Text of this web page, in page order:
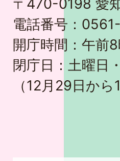
〒470-0198 愛
電話番号：
開庁時間：午前
閉庁日：土曜日
（12月29日から